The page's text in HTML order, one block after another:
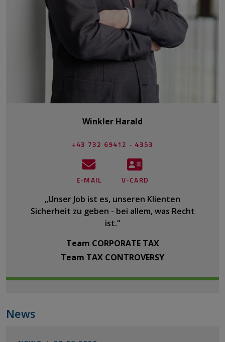
Winkler Harald
+43 732 69412 - 4353
E-MAIL V-CARD
„Unser Job ist es, unseren Klienten
Sicherheit zu geben - bei allem, was Recht
ist.“
Team CORPORATE TAX
Team TAX CONTROVERSY
News